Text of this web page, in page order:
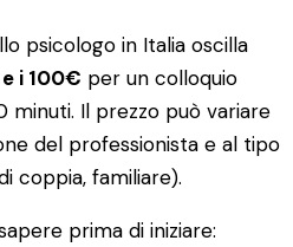
psicologo in Italia oscilla
i 100€ per un colloquio
minuti. Il prezzo può variare
del professionista e al tipo
coppia, familiare).
prima di iniziare: